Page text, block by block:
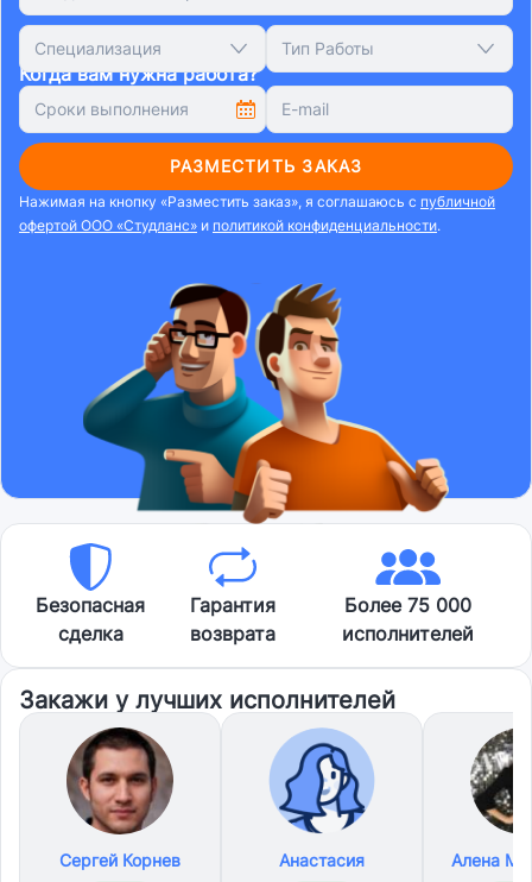
Специализация Тип Работы
Когда вам нужна работа?
РАЗМЕСТИТЬ ЗАКАЗ
Нажимая на кнопку «Разместить заказ», я соглашаюсь с публичной
офертой ООО «Студланс» и политикой конфиденциальности.
Безопасная
сделка
Гарантия
возврата
Более 75 000
исполнителей
Закажи у лучших исполнителей
Сергей Корнев
Анастасия
Алена